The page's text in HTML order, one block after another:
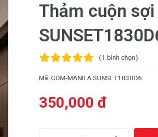
Thảm cuộn
(1 bình chọn)
Mã: GOM-MANILA SUNSET1830D6
350,000 đ